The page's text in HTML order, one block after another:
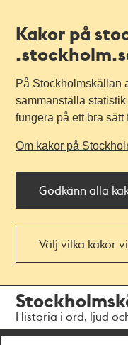
Kakor på
På Stockholmskällan
sammanställa
fungera på ett bra sätt
Om kakor på
Godkänn alla
Välj vilka kakor
navigationen
huvudinnehållet
Historia i ord, ljud